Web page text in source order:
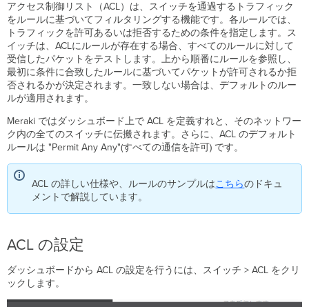
ト)
と
は
ACL
の
設
定
初
期
設
定
ル
を
追
す
る
条
件
アクセス制御リスト（ACL）は、スイッチを通過するトラフィック
をルールに基づいてフィルタリングする機能です。各ルールでは、
トラフィックを許可あるいは拒否するための条件を指定します。ス
イッチは、ACLにルールが存在する場合、すべてのルールに対して
受信したパケットをテストします。上から順番にルールを参照し、
最初に条件に合致したルールに基づいてパケットが許可されるか拒
否されるかが決定されます。一致しない場合は、デフォルトのルー
ルが適用されます。
Meraki ではダッシュボード上で ACL を定義すれと、そのネットワー
ク内の全てのスイッチに伝搬されます。さらに、ACL のデフォルト
ルールは "Permit Any Any"(すべての通信を許可) です。
ACL の詳しい仕様や、ルールのサンプルはこちらのドキュ
メントで解説しています。
ACL の設定
ダッシュボードから ACL の設定を行うには、スイッチ > ACL をクリ
ックします。